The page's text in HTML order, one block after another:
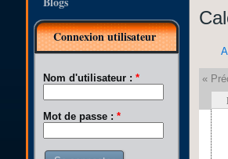
Connexion utilisateur
Nom d'utilisateur : *
Mot de passe : *
«